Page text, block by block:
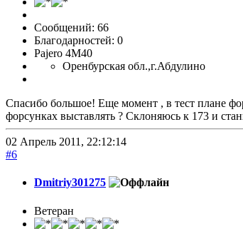
Сообщений: 66
Благодарностей: 0
Pajero 4M40
Оренбурская обл.,г.Абдулино
Спасибо большое! Еще момент , в тест плане
форсунках выставлять ? Склоняюсь к 173 и
02 Апрель 2011, 22:12:14
#6
Dmitriy301275
Ветеран